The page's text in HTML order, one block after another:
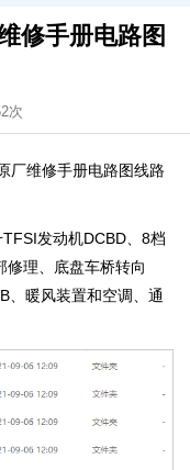
修手册电路图
次
厂维修手册电路图线路
发动机DCBD、8档
修理、底盘车桥转向
、暖风装置和空调、通